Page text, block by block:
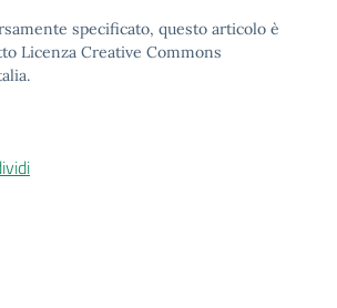
specificato, questo articolo è
Licenza Creative Commons